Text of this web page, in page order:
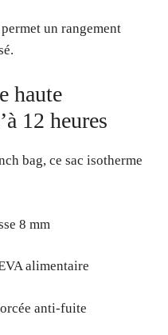
un rangement
haute
12 heures
bag, ce sac isotherme
8 mm
alimentaire
anti-fuite